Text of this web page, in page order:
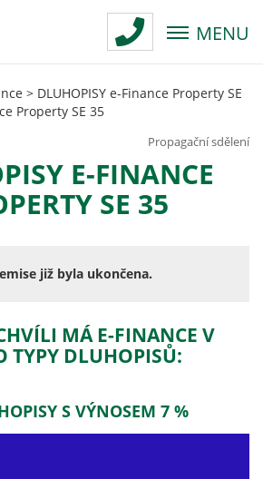
MENU
> DLUHOPISY e-Finance Property SE
Property SE 35
Propagační sdělení
E-FINANCE
SE 35
již byla ukončena.
MÁ E-FINANCE V
TYPY DLUHOPISŮ:
S VÝNOSEM 7 %